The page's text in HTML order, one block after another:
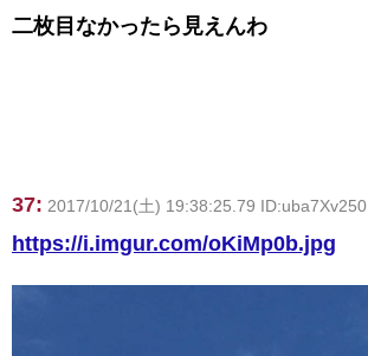
二枚目なかったら見えんわ
37: 2017/10/21(土) 19:38:25.79 ID:uba7Xv250
https://i.imgur.com/oKiMp0b.jpg